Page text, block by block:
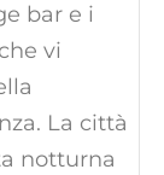
bar e i
vi
La città
notturna